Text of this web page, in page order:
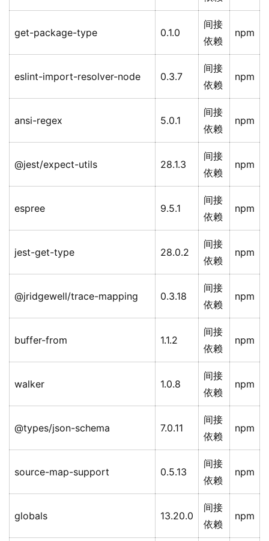
get-package-type 0.1.0
间接
依赖
npm
eslint-import-resolver-node 0.3.7
间接
依赖
npm
ansi-regex 5.0.1
间接
依赖
npm
@jest/expect-utils 28.1.3
间接
依赖
npm
espree 9.5.1
间接
依赖
npm
jest-get-type 28.0.2
间接
依赖
npm
@jridgewell/trace-mapping 0.3.18
间接
依赖
npm
buffer-from 1.1.2
间接
依赖
npm
walker 1.0.8
间接
依赖
npm
@types/json-schema 7.0.11
间接
依赖
npm
source-map-support 0.5.13
间接
依赖
npm
globals 13.20.0
间接
依赖
npm